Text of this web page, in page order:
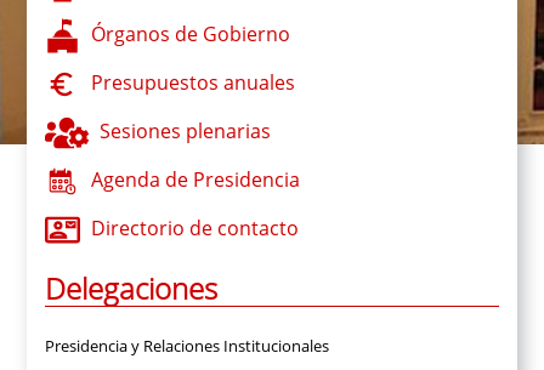
Órganos de Gobierno
Presupuestos anuales
Sesiones plenarias
Agenda de Presidencia
Directorio de contacto
Delegaciones
Presidencia y Relaciones Institucionales